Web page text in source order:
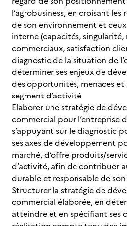
l’agrobusiness, en croisant les
de son environnement et
interne (capacités, singularité,
commerciaux, satisfaction
diagnostic de la situation de
déterminer ses enjeux de
des opportunités, menaces et
segment d’activité
Elaborer une stratégie de
commercial pour l’entreprise
s’appuyant sur le diagnostic
ses axes de développement
marché, d’offre produits/
d’activité, afin de contribuer
durable et responsable de
Structurer la stratégie de
commercial élaborée, en
atteindre et en spécifiant ses